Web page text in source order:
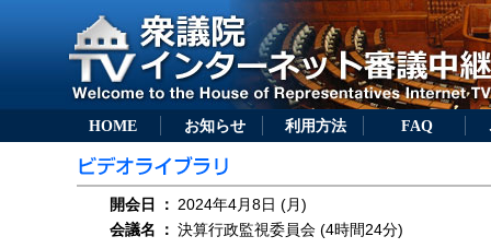
HOME お知らせ 利用方法 FAQ
開会日 ： 2024年4月8日 (月)
会議名
： 決算行政監視委員会 (4時間24分)